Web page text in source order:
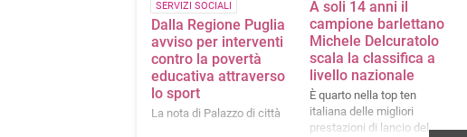
SERVIZI SOCIALI
Dalla Regione Puglia
avviso per interventi
contro la povertà
educativa attraverso
lo sport
La nota di Palazzo di città
A soli 14 anni il
campione barlettano
Michele Delcuratolo
scala la classifica a
livello nazionale
È quarto nella top ten
italiana delle migliori
prestazioni di lancio del